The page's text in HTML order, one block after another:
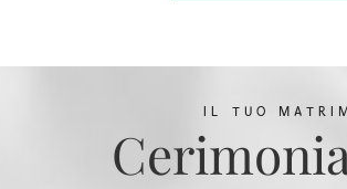
IL TUO